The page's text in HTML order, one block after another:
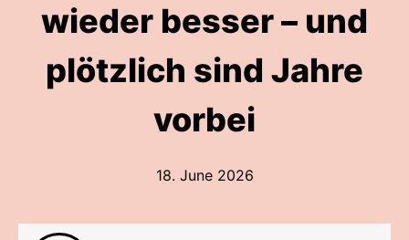
wieder besser – und
plötzlich sind Jahre
vorbei
18. June 2026